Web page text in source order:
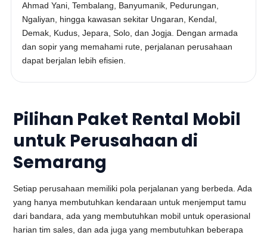
Ahmad Yani, Tembalang, Banyumanik, Pedurungan,
Ngaliyan, hingga kawasan sekitar Ungaran, Kendal,
Demak, Kudus, Jepara, Solo, dan Jogja. Dengan armada
dan sopir yang memahami rute, perjalanan perusahaan
dapat berjalan lebih efisien.
Pilihan Paket Rental Mobil
untuk Perusahaan di
Semarang
Setiap perusahaan memiliki pola perjalanan yang berbeda. Ada
yang hanya membutuhkan kendaraan untuk menjemput tamu
dari bandara, ada yang membutuhkan mobil untuk operasional
harian tim sales, dan ada juga yang membutuhkan beberapa